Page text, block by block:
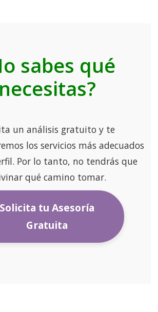
sabes qué
necesitas?
un análisis gratuito y te
los servicios más adecuados
Por lo tanto, no tendrás que
qué camino tomar.
Solicita tu Asesoría
Gratuita